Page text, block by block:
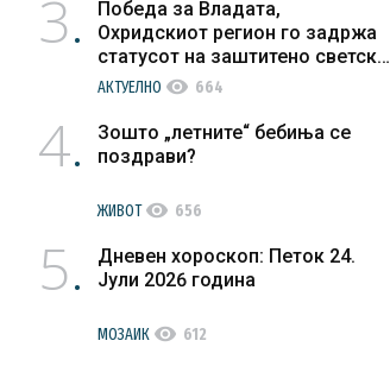
3
Победа за Владата,
Охридскиот регион го задржа
статусот на заштитено светско
културно наследство
АКТУЕЛНО visibility 664
4
Зошто „летните“ бебиња се
поздрави?
ЖИВОТvisibility 656
5
Дневен хороскоп: Петок 24.
Јули 2026 година
МОЗАИК visibility 612